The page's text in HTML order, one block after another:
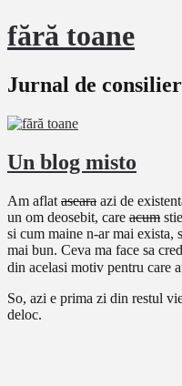
fără toane
Jurnal de
Un blog misto
Am aflat aseara azi de
un om deosebit, care acum
si cum maine n-ar mai exista,
mai bun. Ceva ma face sa
din acelasi motiv pentru care
So, azi e prima zi din restul
deloc.